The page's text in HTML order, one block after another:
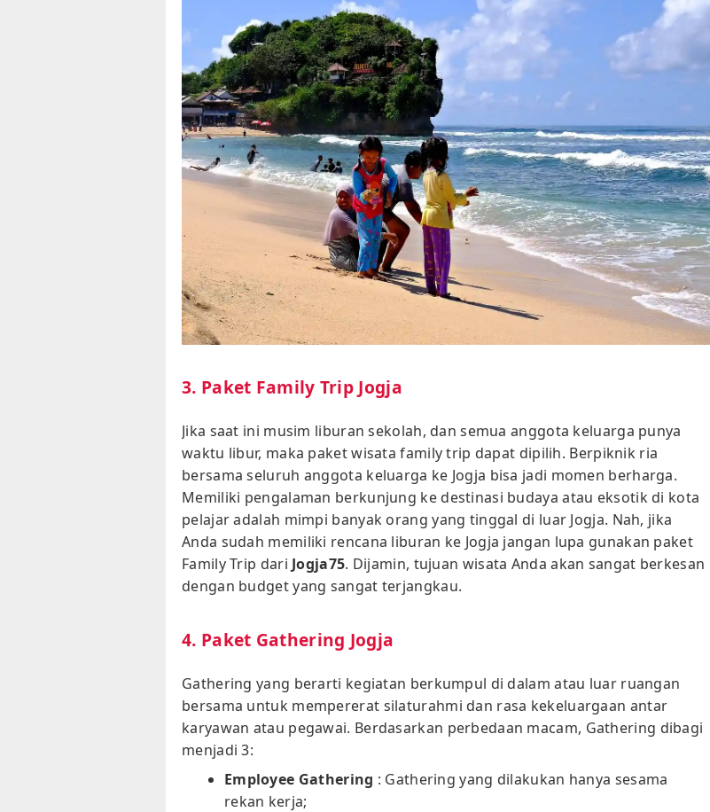
3. Paket Family Trip Jogja
Jika saat ini musim liburan sekolah, dan semua anggota keluarga punya
waktu libur, maka paket wisata family trip dapat dipilih. Berpiknik ria
bersama seluruh anggota keluarga ke Jogja bisa jadi momen berharga.
Memiliki pengalaman berkunjung ke destinasi budaya atau eksotik di kota
pelajar adalah mimpi banyak orang yang tinggal di luar Jogja. Nah, jika
Anda sudah memiliki rencana liburan ke Jogja jangan lupa gunakan paket
Family Trip dari Jogja75. Dijamin, tujuan wisata Anda akan sangat berkesan
dengan budget yang sangat terjangkau.
4. Paket Gathering Jogja
Gathering yang berarti kegiatan berkumpul di dalam atau luar ruangan
bersama untuk mempererat silaturahmi dan rasa kekeluargaan antar
karyawan atau pegawai. Berdasarkan perbedaan macam, Gathering dibagi
menjadi 3:
Employee Gathering : Gathering yang dilakukan hanya sesama
rekan kerja;